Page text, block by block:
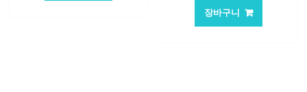
가
격:
장바구니